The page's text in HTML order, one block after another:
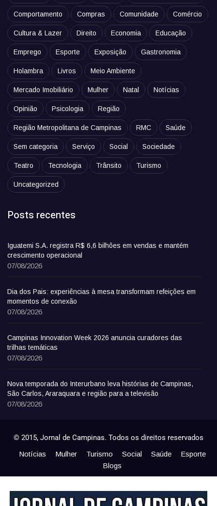
Comportamento Compras Comunidade Comércio
Cultura & Lazer Direito Economia Educação
Emprego Esporte Exposição Gastronomia
Holambra Livros Meio Ambiente
Mercado Imobiliário Mulher Natal Notícias
Opinião Psicologia Região
Região Metropolitana de Campinas RMC Saúde
Sem categoria Serviço Social Sociedade
Teatro Tecnologia Trânsito Turismo
Uncategorized
Posts recentes
Iguatemi S.A. registra R$ 6,6 bilhões em vendas e mantém
crescimento operacional
07/08/2026
Dia dos Pais: experiências à mesa transformam refeições em
momentos de conexão
07/08/2026
Campinas Innovation Week 2026 anuncia curadores das
trilhas temáticas
07/08/2026
Nova temporada do Interurbano leva histórias de Campinas,
São Carlos, Araraquara e região para a televisão
07/08/2026
© 2015, Jornal de Campinas. Todos os direitos reservados
Notícias Mulher Turismo Social Saúde
Esporte
Blogs